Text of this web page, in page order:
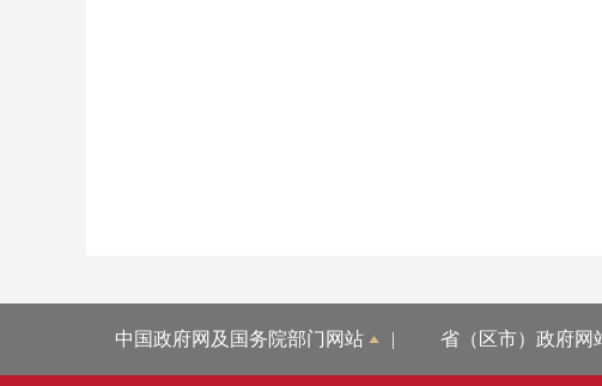
中国政府网及国务院部门网站 | 省（区市）政府网